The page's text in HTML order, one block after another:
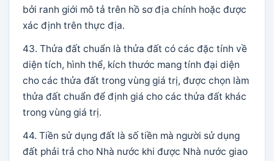
bởi ranh giới mô tả trên hồ sơ địa chính hoặc được
xác định trên thực địa.
43. Thửa đất chuẩn là thửa đất có các đặc tính về
diện tích, hình thể, kích thước mang tính đại diện
cho các thửa đất trong vùng giá trị, được chọn làm
thửa đất chuẩn để định giá cho các thửa đất khác
trong vùng giá trị.
44. Tiền sử dụng đất là số tiền mà người sử dụng
đất phải trả cho Nhà nước khi được Nhà nước giao